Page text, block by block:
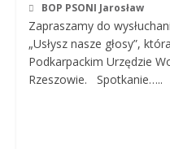
BOP PSONI Jarosław
Zapraszamy do
„Usłysz nasze głosy”,
Podkarpackim Urzędzie
Rzeszowie. Spotkanie…..